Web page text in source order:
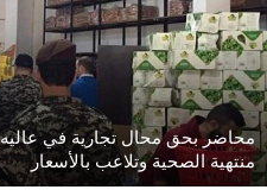
محاضر بحق محال تجارية في
منتهية الصحية وتلاعب بالأسعار